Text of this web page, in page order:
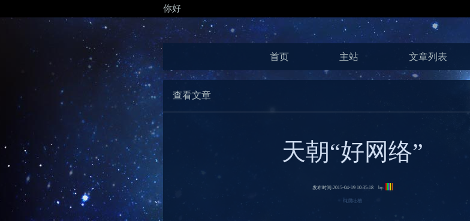
你好
首页 主站 文章列表
查看文章
天朝“好网络”
发布时间:2015-04-19 10:35:18 by:
纯属吐槽